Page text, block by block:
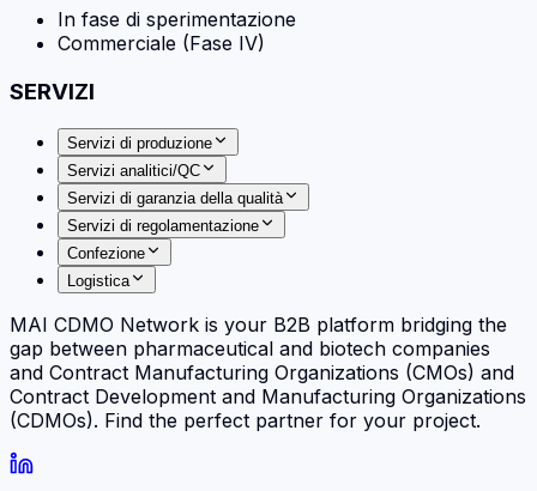
In fase di sperimentazione
Commerciale (Fase IV)
SERVIZI
Servizi di produzione
Servizi analitici/QC
Servizi di garanzia della qualità
Servizi di regolamentazione
Confezione
Logistica
MAI CDMO Network is your B2B platform bridging the
gap between pharmaceutical and biotech companies
and Contract Manufacturing Organizations (CMOs) and
Contract Development and Manufacturing Organizations
(CDMOs). Find the perfect partner for your project.